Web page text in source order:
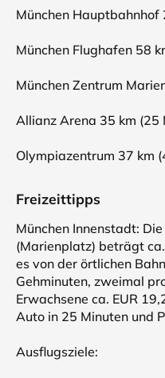
München Hauptbahnhof
München Flughafen 58
München Zentrum
Allianz Arena 35 km (25
Olympiazentrum 37 km
Freizeittipps
München Innenstadt:
(Marienplatz) beträgt
es von der örtlichen
Gehminuten, zweimal
Erwachsene ca. EUR
Auto in 25 Minuten und
Ausflugsziele: